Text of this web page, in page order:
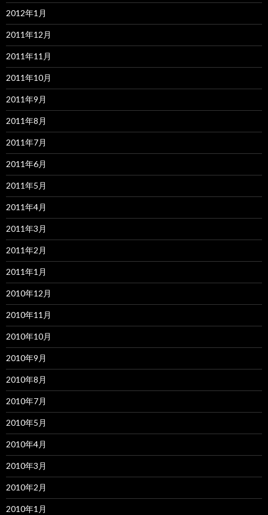
2012年1月
2011年12月
2011年11月
2011年10月
2011年9月
2011年8月
2011年7月
2011年6月
2011年5月
2011年4月
2011年3月
2011年2月
2011年1月
2010年12月
2010年11月
2010年10月
2010年9月
2010年8月
2010年7月
2010年5月
2010年4月
2010年3月
2010年2月
2010年1月